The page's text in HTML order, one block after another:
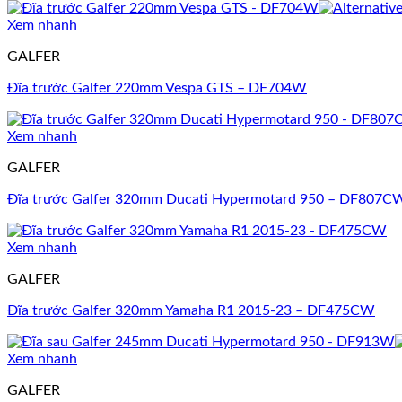
Xem nhanh
GALFER
Đĩa trước Galfer 220mm Vespa GTS – DF704W
Xem nhanh
GALFER
Đĩa trước Galfer 320mm Ducati Hypermotard 950 –
Xem nhanh
GALFER
Đĩa trước Galfer 320mm Yamaha R1 2015-23 – DF475CW
Xem nhanh
GALFER